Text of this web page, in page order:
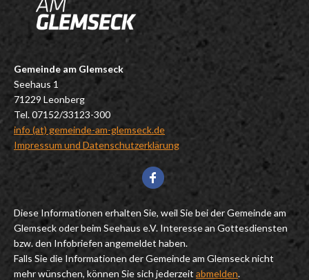
Gemeinde am Glemseck
Seehaus 1
71229 Leonberg
Tel. 07152/33123-300
info (at) gemeinde-am-glemseck.de
Impressum und Datenschutzerklärung
Diese Informationen erhalten Sie, weil Sie bei der Gemeinde am
Glemseck oder beim Seehaus e.V. Interesse an Gottesdiensten
bzw. den Infobriefen angemeldet haben.
Falls Sie die Informationen der Gemeinde am Glemseck nicht
mehr wünschen, können Sie sich jederzeit abmelden.